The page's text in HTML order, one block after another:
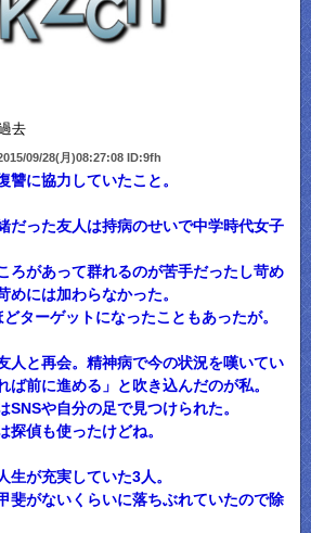
去
09/28(月)08:27:08 ID:9fh
讐に協力していたこと。
だった友人は持病のせいで中学時代女子
ろがあって群れるのが苦手だったし苛め
めには加わらなかった。
ターゲットになったこともあったが。
人と再会。精神病で今の状況を嘆いてい
ば前に進める」と吹き込んだのが私。
SNSや自分の足で見つけられた。
探偵も使ったけどね。
生が充実していた3人。
斐がないくらいに落ちぶれていたので除